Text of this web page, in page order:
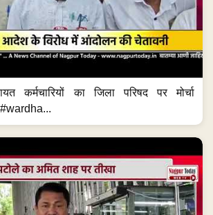
कर्मचारियों का जिला परिषद पर मोर्चा